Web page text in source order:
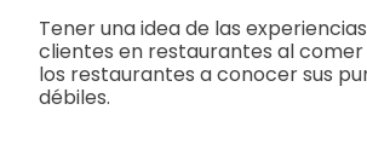
Tener una idea de las
clientes en restaurantes al comer
los restaurantes a conocer sus
débiles.